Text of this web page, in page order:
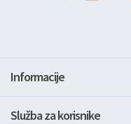
Informacije
Služba za korisnike